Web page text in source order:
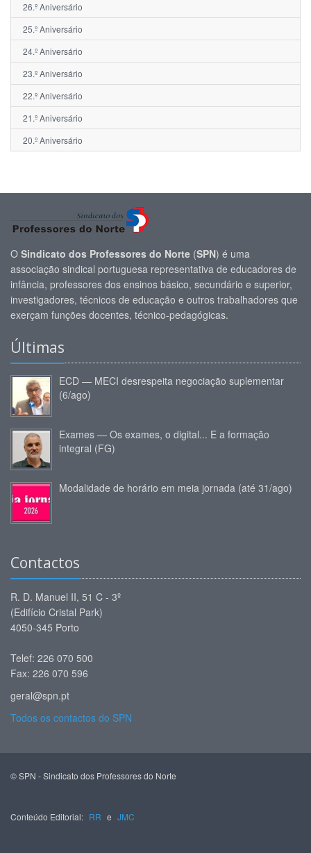
26.º Aniversário
25.º Aniversário
24.º Aniversário
23.º Aniversário
22.º Aniversário
21.º Aniversário
20.º Aniversário
O Sindicato dos Professores do Norte (SPN) é uma
associação sindical portuguesa representativa de educadores de
infância, professores dos ensinos básico, secundário e superior,
investigadores, técnicos de educação e outros trabalhadores que
exerçam funções docentes, técnico-pedagógicas.
Últimas
ECD — MECI desrespeita negociação suplementar
(6/ago)
Exames — Os exames, o digital... E a formação
integral (FG)
Modalidade de horário em meia jornada (até 31/ago)
Contactos
R. D. Manuel II, 51 C - 3º
(Edifício Cristal Park)
4050-345 Porto
Telef: 226 070 500
Fax: 226 070 596
geral@spn.pt
Todos os contactos do SPN
© SPN - Sindicato dos Professores do Norte
Conteúdo Editorial: RR e JMC